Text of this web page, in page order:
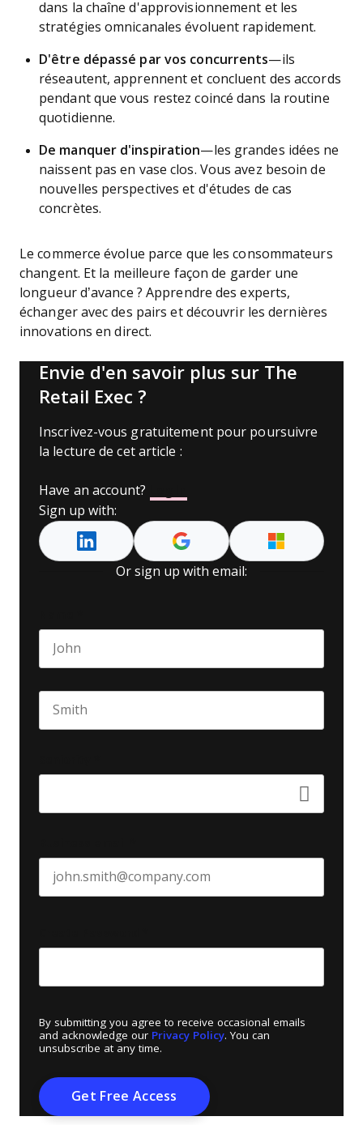
dans la chaîne d'approvisionnement et les
stratégies omnicanales évoluent rapidement.
D'être dépassé par vos concurrents—ils
réseautent, apprennent et concluent des accords
pendant que vous restez coincé dans la routine
quotidienne.
De manquer d'inspiration—les grandes idées ne
naissent pas en vase clos. Vous avez besoin de
nouvelles perspectives et d'études de cas
concrètes.
Le commerce évolue parce que les consommateurs
changent. Et la meilleure façon de garder une
longueur d’avance ? Apprendre des experts,
échanger avec des pairs et découvrir les dernières
innovations en direct.
Envie d'en savoir plus sur The
Retail Exec ?
Inscrivez-vous gratuitement pour poursuivre
la lecture de cet article :
Have an account?
Sign up with:
Or sign up with email:
By submitting you agree to receive occasional emails
and acknowledge our Privacy Policy. You can
unsubscribe at any time.